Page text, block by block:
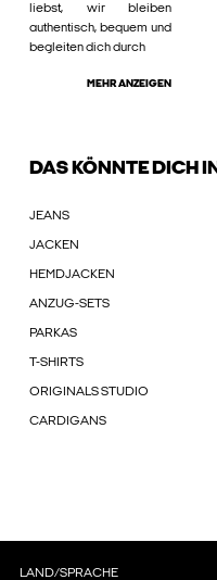
liebst, wir bleiben
authentisch, bequem und
begleiten dich durch
MEHR ANZEIGEN
DAS KÖNNTE DICH
JEANS
JACKEN
HEMDJACKEN
ANZUG-SETS
PARKAS
T-SHIRTS
ORIGINALS STUDIO
CARDIGANS
LAND/SPRACHE